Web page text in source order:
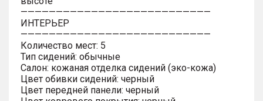
———————————————————————————
ИНТЕРЬЕР
———————————————————————————
Количество мест: 5
Тип сидений: обычные
Салон: кожаная отделка сидений (эко-кожа)
Цвет обивки сидений: черный
Цвет передней панели: черный